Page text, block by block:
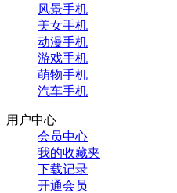
风景手机
美女手机
动漫手机
游戏手机
萌物手机
汽车手机
用户中心
会员中心
我的收藏夹
下载记录
开通会员